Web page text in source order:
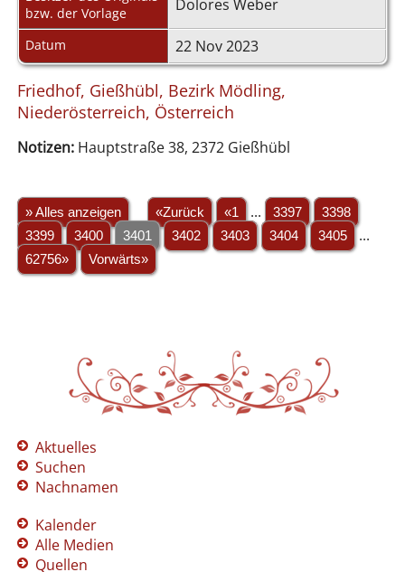
bzw. der Vorlage
Dolores Weber
Datum 22 Nov 2023
Friedhof, Gießhübl, Bezirk Mödling,
Niederösterreich, Österreich
Notizen:Hauptstraße 38, 2372 Gießhübl
» Alles anzeigen «Zurück «1 ... 3397
3398
3399
3400 3401 3402 3403 3404 3405
...
62756»
Vorwärts»
Aktuelles
Suchen
Nachnamen
Kalender
Alle Medien
Quellen